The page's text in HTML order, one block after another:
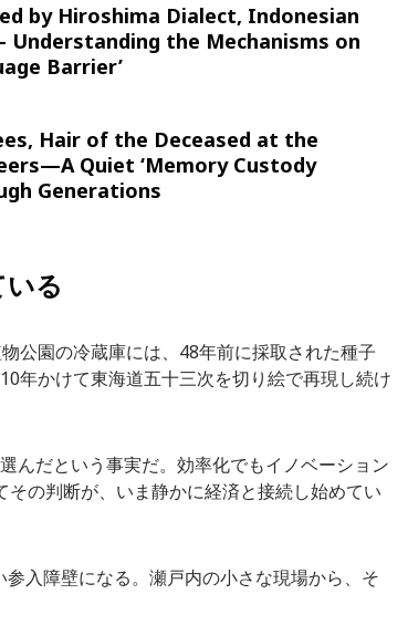
by Hiroshima Dialect, Indonesian
the Mechanisms on
Barrier’
Hair of the Deceased at the
Quiet ‘Memory Custody
Generations
る
公園の冷蔵庫には、48年前に採取された種子
年かけて東海道五十三次を切り絵で再現し続け
んだという事実だ。効率化でもイノベーション
の判断が、いま静かに経済と接続し始めてい
入障壁になる。瀬戸内の小さな現場から、そ